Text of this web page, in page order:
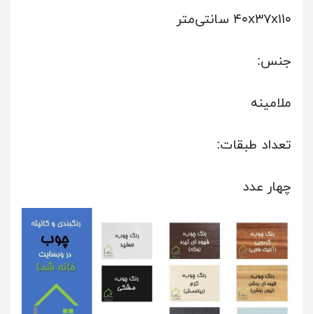
۴۰x۳۷x۱۱۰ سانتی‌متر
جنس:
ملامینه
تعداد طبقات:
چهار عدد